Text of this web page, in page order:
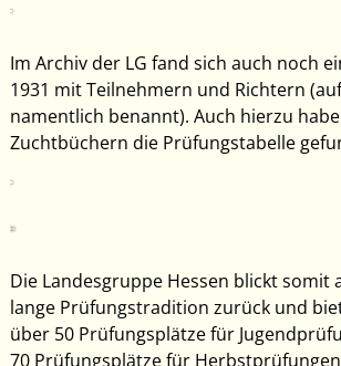
Im Archiv der LG fand sich auch noch
1931 mit Teilnehmern und Richtern
namentlich benannt). Auch hierzu
Zuchtbüchern die Prüfungstabelle
Die Landesgruppe Hessen blickt somit
lange Prüfungstradition zurück und
über 50 Prüfungsplätze für
70 Prüfungsplätze für